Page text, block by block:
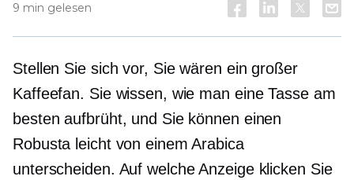
9 min gelesen
Stellen Sie sich vor, Sie wären ein großer
Kaffeefan. Sie wissen, wie man eine Tasse am
besten aufbrüht, und Sie können einen
Robusta leicht von einem Arabica
unterscheiden. Auf welche Anzeige klicken Sie